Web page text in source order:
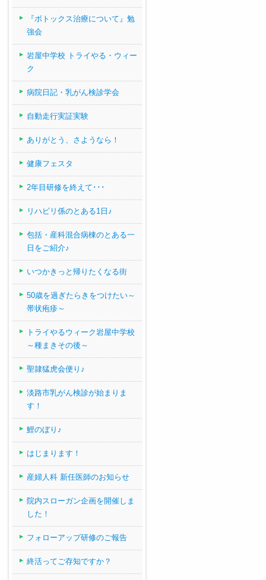
『ボトックス治療について』勉
強会
岩屋中学校 トライやる・ウィー
ク
病院日記・乳がん検診学会
自動走行実証実験
ありがとう、さようなら！
健康フェスタ
2年目研修を終えて･･･
リハビリ係のとある1日♪
包括・産科混合病棟のとある一
日をご紹介♪
いつかきっと帰りたくなる街
50歳を過ぎたらきをつけたい～
帯状疱疹～
トライやるウィーク岩屋中学校
～種まきその後～
聖隷猛虎会便り♪
淡路市乳がん検診が始まりま
す！
鯉のぼり♪
はじまります！
産婦人科 新任医師のお知らせ
院内スローガン企画を開催しま
した！
フォローアップ研修のご報告
終活ってご存知ですか？